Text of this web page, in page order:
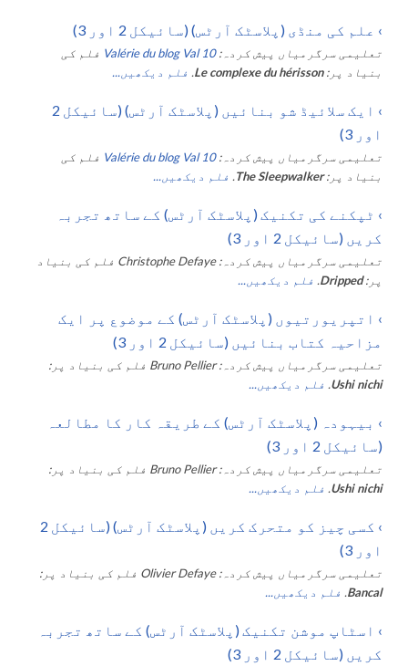
› علم کی منڈی (پلاسٹک آرٹس) (سائیکل 2 اور 3)
تعلیمی سرگرمیاں پیش کردہ: Valérie du blog Val 10 فلم کی
بنیاد پر: Le complexe du hérisson
. فلم دیکھیں...
›
ایک سلائیڈ شو بنائیں (پلاسٹک آرٹس) (سائیکل 2
اور 3)
تعلیمی سرگرمیاں پیش کردہ: Valérie du blog Val 10 فلم کی
بنیاد پر: The Sleepwalker
. فلم دیکھیں...
› ٹپکنے کی تکنیک (پلاسٹک آرٹس) کے ساتھ تجربہ
کریں (سائیکل 2 اور 3)
تعلیمی سرگرمیاں پیش کردہ: Christophe Defaye فلم کی بنیاد
پر: Dripped
. فلم دیکھیں...
› اتپریورتیوں (پلاسٹک آرٹس) کے موضوع پر ایک
مزاحیہ کتاب بنائیں (سائیکل 2 اور 3)
تعلیمی سرگرمیاں پیش کردہ: Bruno Pellier فلم کی بنیاد پر:
Ushi nichi
. فلم دیکھیں...
› بیہودہ (پلاسٹک آرٹس) کے طریقہ کار کا مطالعہ
(سائیکل 2 اور 3)
تعلیمی سرگرمیاں پیش کردہ: Bruno Pellier فلم کی بنیاد پر:
Ushi nichi
. فلم دیکھیں...
›
کسی چیز کو متحرک کریں (پلاسٹک آرٹس) (سائیکل 2
اور 3)
تعلیمی سرگرمیاں پیش کردہ: Olivier Defaye فلم کی بنیاد پر:
Bancal
. فلم دیکھیں...
› اسٹاپ موشن تکنیک (پلاسٹک آرٹس) کے ساتھ تجربہ
کریں (سائیکل 2 اور 3)